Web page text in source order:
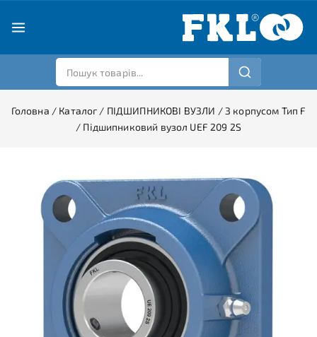
Головна / Каталог / ПІДШИПНИКОВІ ВУЗЛИ /З корпусом Тип F
/ Підшипниковий вузол UEF 209 2S